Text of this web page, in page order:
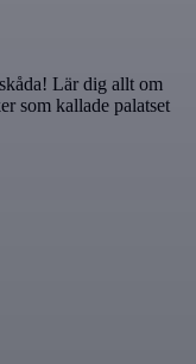
Lär dig allt om
som kallade palatset